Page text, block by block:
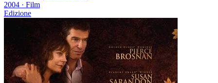
2004 · Film
Edizione